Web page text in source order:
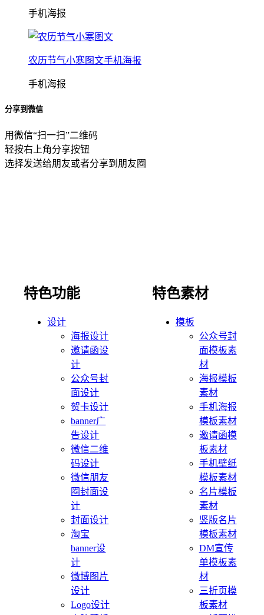
手机海报
农历节气小寒图文手机海报
手机海报
分享到微信
用微信“扫一扫”二维码
轻按右上角分享按钮
选择发送给朋友或者分享到朋友圈
特色功能
设计
海报设计
邀请函设
计
公众号封
面设计
贺卡设计
banner广
告设计
微信二维
码设计
微信朋友
圈封面设
计
封面设计
淘宝
banner设
计
微博图片
设计
Logo设计
特色素材
模板
公众号封
面模板素
材
海报模板
素材
手机海报
模板素材
邀请函模
板素材
手机壁纸
模板素材
名片模板
素材
竖版名片
模板素材
DM宣传
单模板素
材
三折页模
板素材